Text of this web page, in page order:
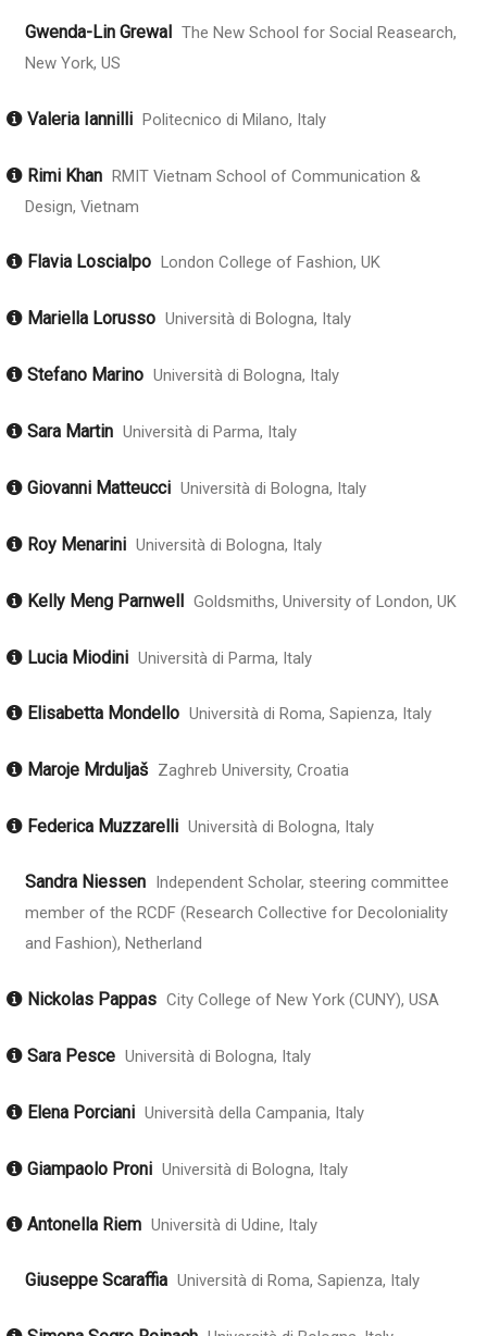
Gwenda-Lin Grewal The New School for Social Reasearch,
New York, US
Valeria Iannilli Politecnico di Milano, Italy
Rimi Khan RMIT Vietnam School of Communication &
Design, Vietnam
Flavia Loscialpo London College of Fashion, UK
Mariella Lorusso Università di Bologna, Italy
Stefano Marino Università di Bologna, Italy
Sara Martin Università di Parma, Italy
Giovanni Matteucci Università di Bologna, Italy
Roy Menarini Università di Bologna, Italy
Kelly Meng Parnwell Goldsmiths, University of London, UK
Lucia Miodini Università di Parma, Italy
Elisabetta Mondello Università di Roma, Sapienza, Italy
Maroje Mrduljaš Zaghreb University, Croatia
Federica Muzzarelli Università di Bologna, Italy
Sandra Niessen Independent Scholar, steering committee
member of the RCDF (Research Collective for Decoloniality
and Fashion), Netherland
Nickolas Pappas City College of New York (CUNY), USA
Sara Pesce Università di Bologna, Italy
Elena Porciani Università della Campania, Italy
Giampaolo Proni Università di Bologna, Italy
Antonella Riem Università di Udine, Italy
Giuseppe Scaraffia Università di Roma, Sapienza, Italy